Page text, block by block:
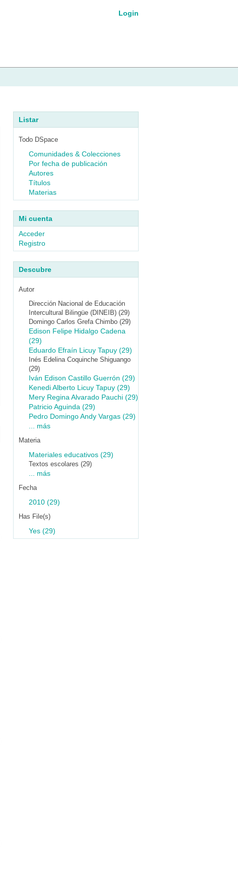
Login
Listar
Todo DSpace
Comunidades & Colecciones
Por fecha de publicación
Autores
Títulos
Materias
Mi cuenta
Acceder
Registro
Descubre
Autor
Dirección Nacional de Educación
Intercultural Bilingüe (DINEIB) (29)
Domingo Carlos Grefa Chimbo (29)
Edison Felipe Hidalgo Cadena
(29)
Eduardo Efraín Licuy Tapuy (29)
Inés Edelina Coquinche Shiguango
(29)
Iván Edison Castillo Guerrón (29)
Kenedi Alberto Licuy Tapuy (29)
Mery Regina Alvarado Pauchi (29)
Patricio Aguinda (29)
Pedro Domingo Andy Vargas (29)
... más
Materia
Materiales educativos (29)
Textos escolares (29)
... más
Fecha
2010 (29)
Has File(s)
Yes (29)